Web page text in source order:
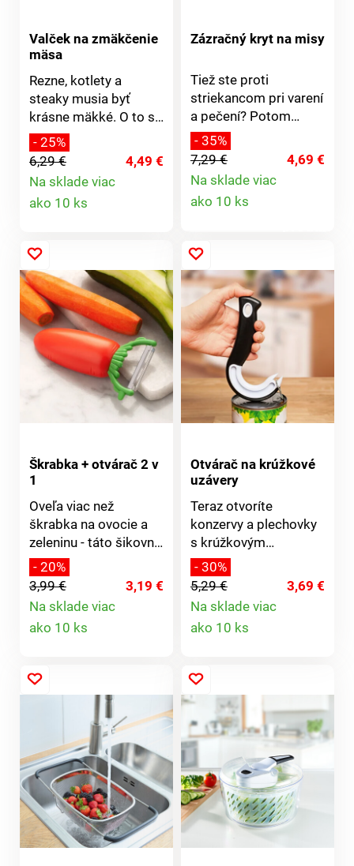
Valček na zmäkčenie
mäsa
Rezne, kotlety a
steaky musia byť
krásne mäkké. O to sa
postará náš šikovný
valček na mäso.
Vďaka niekoľkým
pílkovitým čepeliam
budú plátky mäsa
Plast/ušľachtilá oceľ,
dĺžka 18 cm. 9
pílkovitých čepelí z
nehrdzavejúcej ocele
- 25%
6,29 €
4,49 €
Na sklade viac
ako 10 ks
Zázračný kryt na misy
Tiež ste proti
striekancom pri varení
a pečení? Potom
potrebujete
univerzálny ochranný
kryt na misy a hrnce
rôznych veľkostí. Pre
šľahač.
- 35%
7,29 €
4,69 €
Na sklade viac
ako 10 ks
Škrabka + otvárač 2 v
1
Oveľa viac než
škrabka na ovocie a
zeleninu - táto šikovná
"mrkva" tiež otvára
korunkové uzávery a
visí na chladničke
pomocou magnetu,
vždy pripravená na
- 20%
3,99 €
3,19 €
Na sklade viac
ako 10 ks
Otvárač na krúžkové
uzávery
Teraz otvoríte
konzervy a plechovky
s krúžkovým
uzáverom ľahko a
rýchlo - bez
nebezpečenstva
poranenia a zbytočnej
námahy.
- 30%
5,29 €
3,69 €
Na sklade viac
ako 10 ks